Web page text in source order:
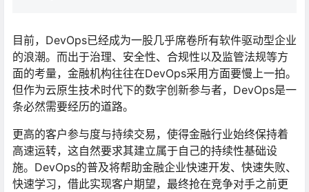
目前，DevOps已经成为一股几乎席卷所有软件驱动型企业
的浪潮。而出于治理、安全性、合规性以及监管法规等方
面的考量，金融机构往往在DevOps采用方面要慢上一拍。
但作为云原生技术时代下的数字创新参与者，DevOps是一
条必然需要经历的道路。
更高的客户参与度与持续交易，使得金融行业始终保持着
高速运转，这自然要求其建立属于自己的持续性基础设
施。DevOps的普及将帮助金融企业快速开发、快速失败、
快速学习，借此实现客户期望，最终抢在竞争对手之前更